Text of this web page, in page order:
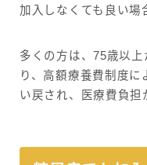
加入しなくても良い場
多くの方は、75歳以
り、高額療養費制度
い戻され、医療費負担